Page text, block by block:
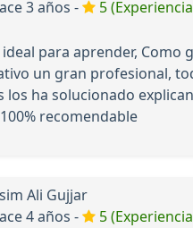
3 años - 5
para aprender, Como
un gran profesional,
los ha solucionado
recomendable
Ali Gujjar
4 años -
5